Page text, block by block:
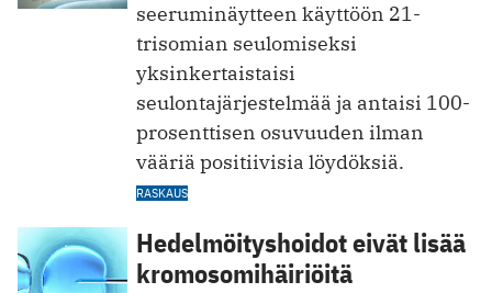
seeruminäytteen käyttöön 21-
trisomian seulomiseksi
yksinkertaistaisi
seulontajärjestelmää ja antaisi 100-
prosenttisen osuvuuden ilman
vääriä positiivisia löydöksiä.
RASKAUS
Hedelmöityshoidot eivät lisää
kromosomihäiriöitä